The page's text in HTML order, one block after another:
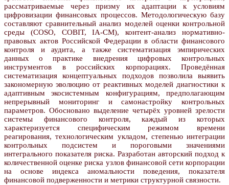
рассматриваемые через призму их адаптации к условиям
цифровизации финансовых процессов. Методологическую базу
составляют сравнительный анализ моделей оценки контрольной
среды (COSO, COBIT, IA-CM), контент-анализ нормативно-
правовых актов Российской Федерации в области финансового
контроля и аудита, а также систематизация эмпирических
данных о практике внедрения цифровых контрольных
инструментов в российских корпорациях. Проведённая
систематизация концептуальных подходов позволила выявить
закономерную эволюцию от реактивных моделей диагностики к
адаптивным экосистемным конфигурациям, предполагающим
непрерывный мониторинг и самонастройку контрольных
параметров. Обосновано выделение четырёх уровней зрелости
системы финансового контроля, каждый из которых
характеризуется специфическим режимом времени
реагирования, технологическим укладом, степенью интеграции
контрольных подсистем и пороговыми значениями
интегрального показателя риска. Разработан авторский подход к
количественной оценке риска узлов финансовой сети корпорации
на основе индекса аномальности поведения, показателя
финансовой подверженности и метрики структурной связности.